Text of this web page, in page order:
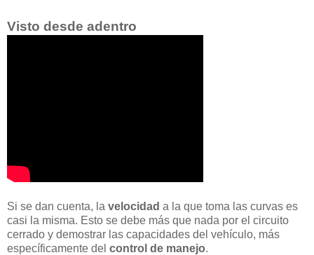
Visto desde adentro
Si se dan cuenta, la velocidad a la que toma las curvas es
casi la misma. Esto se debe más que nada por el circuito
cerrado y demostrar las capacidades del vehículo, más
específicamente del control de manejo.